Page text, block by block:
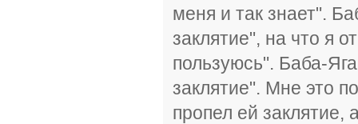
меня и так знает".
заклятие", на что я
пользуюсь". Баба-
заклятие". Мне это
пропел ей заклятие,